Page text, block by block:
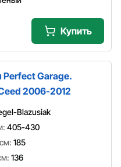
Купить
Perfect Garage.
2006-2012
Blazusiak
405-430
185
136